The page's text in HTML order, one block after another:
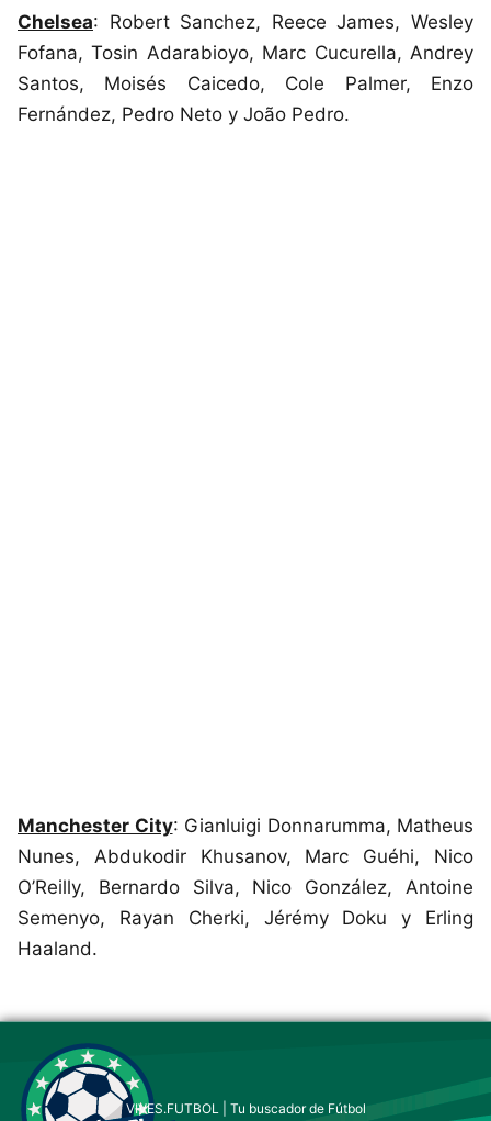
nuestro sitio web, usted acepta el uso de todas
las cookies de acuerdo con nuestra Política de
Cookies.Leer más
Chelsea: Robert Sanchez, Reece James, Wesley
Fofana, Tosin Adarabioyo, Marc Cucurella, Andrey
Santos, Moisés Caicedo, Cole Palmer, Enzo
Fernández, Pedro Neto y João Pedro.
Manchester City: Gianluigi Donnarumma, Matheus
Nunes, Abdukodir Khusanov, Marc Guéhi, Nico
O’Reilly, Bernardo Silva, Nico González, Antoine
Semenyo, Rayan Cherki, Jérémy Doku y Erling
Haaland.
VIVES.FUTBOL | Tu buscador de Fútbol